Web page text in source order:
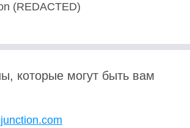
(REDACTED)
которые могут быть вам